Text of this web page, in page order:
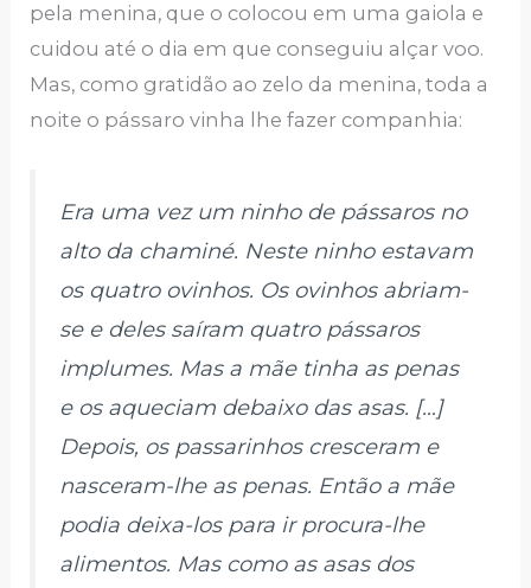
pela menina, que o colocou em uma gaiola e
cuidou até o dia em que conseguiu alçar voo.
Mas, como gratidão ao zelo da menina, toda a
noite o pássaro vinha lhe fazer companhia:
Era uma vez um ninho de pássaros no
alto da chaminé. Neste ninho estavam
os quatro ovinhos. Os ovinhos abriam-
se e deles saíram quatro pássaros
implumes. Mas a mãe tinha as penas
e os aqueciam debaixo das asas. […]
Depois, os passarinhos cresceram e
nasceram-lhe as penas. Então a mãe
podia deixa-los para ir procura-lhe
alimentos. Mas como as asas dos